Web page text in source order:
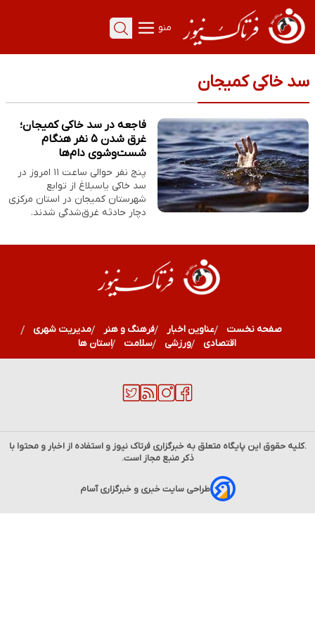
منو
سد خاکی کمیجان
فاجعه در سد خاکی کمیجان؛
غرق شدن ۵ نفر هنگام
شست‌وشوی دام‌ها
پنج نفر حوالی ساعت ۱۱ امروز در
سد خاکی یاسبلاغ از توابع
شهرستان کمیجان در استان مرکزی
دچار حادثه غرق‌شدگی شدند.
صفحه نخست عناوین اخبار فرهنگ و هنر
مدیریت شهری
اقتصادی
ورزشی سلامت استان ها
.کلیه حقوق این پایگاه متعلق به خبرگزاریفرتاک نیوز و استفاده از اخبار و محتوا با
ذکر منبع مجاز است.
طراحی سایت خبری و خبرگزاری آسام